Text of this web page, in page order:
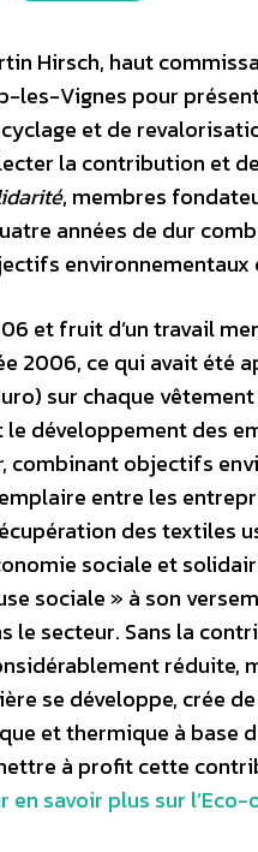
Hirsch, haut
les-Vignes pour
et de
la contribution et
, membres
années de dur
environnementaux
et fruit d’un travail
2006, ce qui avait été
sur chaque
développement des
combinant objectifs
entre les
des textiles
sociale et
sociale » à son
le secteur. Sans la
réduite,
se développe, crée
et thermique à base
à profit cette
en savoir plus sur l’Eco-